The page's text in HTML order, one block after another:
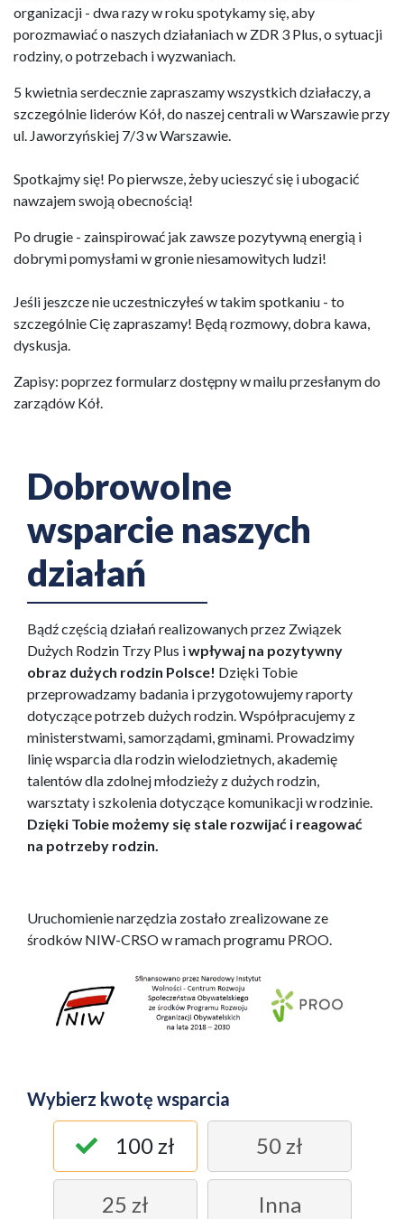
organizacji - dwa razy w roku spotykamy się, aby
porozmawiać o naszych działaniach w ZDR 3 Plus, o sytuacji
rodziny, o potrzebach i wyzwaniach.
5 kwietnia serdecznie zapraszamy wszystkich działaczy, a
szczególnie liderów Kół, do naszej centrali w Warszawie przy
ul. Jaworzyńskiej 7/3 w Warszawie.
Spotkajmy się! Po pierwsze, żeby ucieszyć się i ubogacić
nawzajem swoją obecnością!
Po drugie - zainspirować jak zawsze pozytywną energią i
dobrymi pomysłami w gronie niesamowitych ludzi!
Jeśli jeszcze nie uczestniczyłeś w takim spotkaniu - to
szczególnie Cię zapraszamy! Będą rozmowy, dobra kawa,
dyskusja.
Zapisy: poprzez formularz dostępny w mailu przesłanym do
zarządów Kół.
Dobrowolne
wsparcie naszych
działań
Bądź częścią działań realizowanych przez Związek
Dużych Rodzin Trzy Plus iwpływaj na pozytywny
obraz dużych rodzin Polsce! Dzięki Tobie
przeprowadzamy badania i przygotowujemy raporty
dotyczące potrzeb dużych rodzin. Współpracujemy z
ministerstwami, samorządami, gminami. Prowadzimy
linię wsparcia dla rodzin wielodzietnych, akademię
talentów dla zdolnej młodzieży z dużych rodzin,
warsztaty i szkolenia dotyczące komunikacji w rodzinie.
Dzięki Tobie możemy się stale rozwijać i reagować
na potrzeby rodzin.
Uruchomienie narzędzia zostało zrealizowane ze
środków NIW-CRSO w ramach programu PROO.
Wybierz kwotę wsparcia
100 zł 50 zł
25 zł Inna